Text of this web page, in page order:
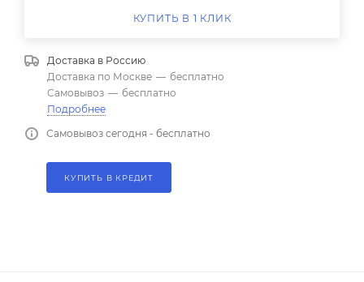
КУПИТЬ В 1 КЛИК
Доставка в Россию
Доставка по Москве — бесплатно
Самовывоз — бесплатно
Подробнее
Самовывоз сегодня - бесплатно
КУПИТЬ В КРЕДИТ